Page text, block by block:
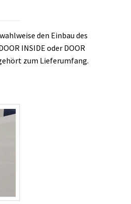
den Einbau des
INSIDE oder DOOR
zum Lieferumfang.